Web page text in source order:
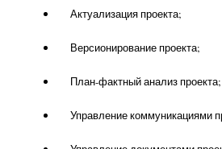
Актуализация проекта;
Версионирование проекта;
План-фактный анализ проекта;
Управление коммуникациями